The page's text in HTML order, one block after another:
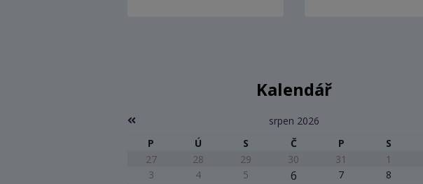
Kalendář
srpen 2026
P
Ú S Č P S
27
28 29 30 31 1
3
4 5 6 7 8